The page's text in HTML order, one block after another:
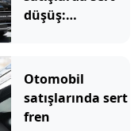
düşüş:
Otomobil
satışlarında sert
fren